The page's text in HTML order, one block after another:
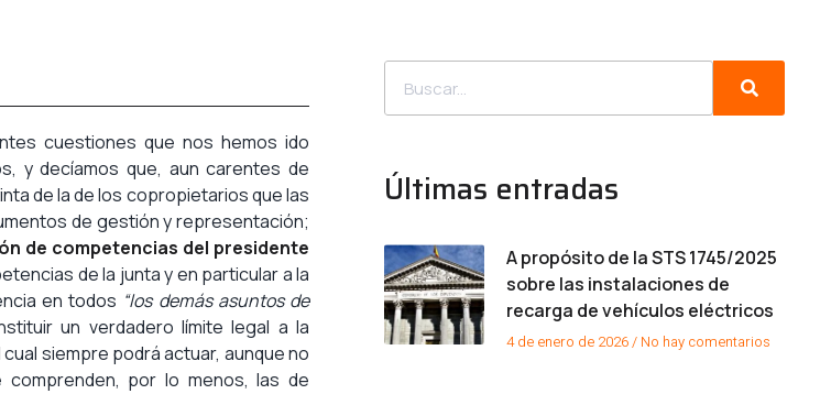
cuestiones que nos hemos ido
y decíamos que, aun carentes de
de la de los copropietarios que las
de gestión y representación;
de competencias del presidente
de la junta y en particular a la
en todos “los demás asuntos de
un verdadero límite legal a la
siempre podrá actuar, aunque no
por lo menos, las de
Últimas entradas
A propósito de la STS 1745/2025
sobre las instalaciones de
recarga de vehículos eléctricos
4 de enero de 2026 No hay comentarios